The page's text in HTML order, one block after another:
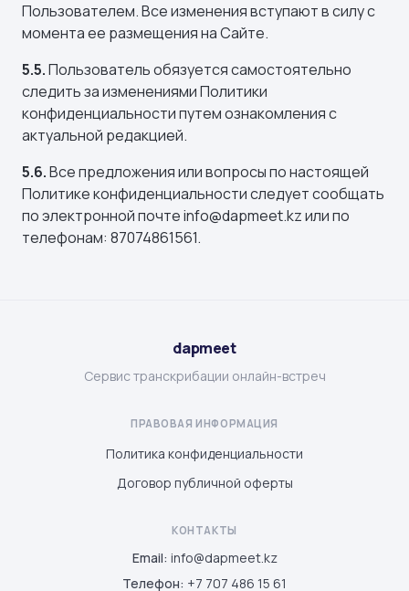
Пользователем. Все изменения вступают в силу с
момента ее размещения на Сайте.
5.5.Пользователь обязуется самостоятельно
следить за изменениями Политики
конфиденциальности путем ознакомления с
актуальной редакцией.
5.6.Все предложения или вопросы по настоящей
Политике конфиденциальности следует сообщать
по электронной почте info@dapmeet.kz или по
телефонам: 87074861561.
dapmeet
Сервис транскрибации онлайн-встреч
ПРАВОВАЯ ИНФОРМАЦИЯ
Политика конфиденциальности
Договор публичной оферты
КОНТАКТЫ
Email: info@dapmeet.kz
Телефон: +7 707 486 15 61